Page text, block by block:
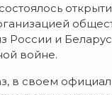
России и
войне.
в своем